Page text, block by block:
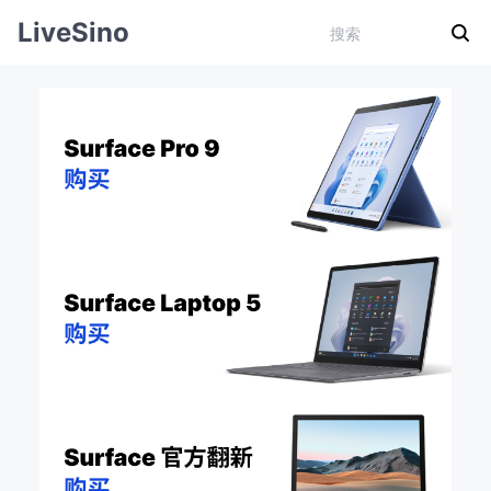
LiveSino